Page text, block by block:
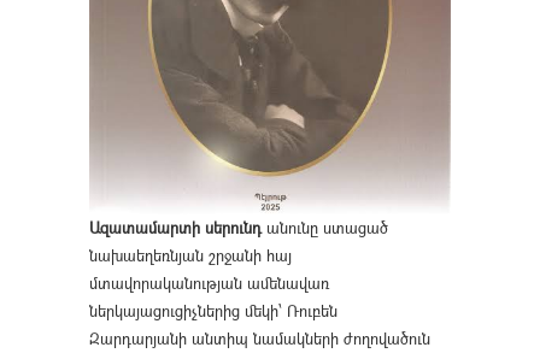
Ազատամարտի սերունդանունը ստացած
նախաեղեռնյան շրջանի հայ
մտավորականության ամենավառ
ներկայացուցիչներից մեկի՝ Ռուբեն
Զարդարյանի անտիպ նամակների ժողովածուն